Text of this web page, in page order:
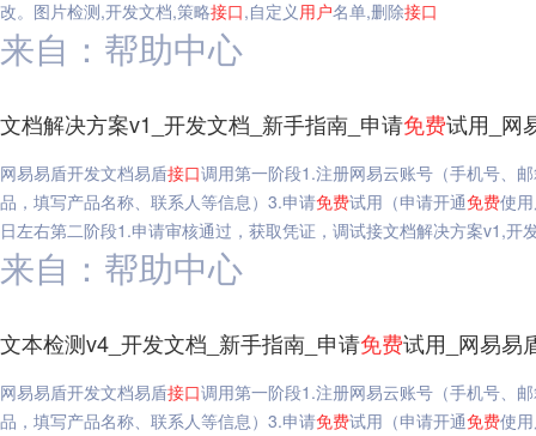
改。图片检测,开发文档,策略接口,自定义用户名单,删除接口
来自：帮助中心
文档解决方案v1_开发文档_新手指南_申请免费试用_网
网易易盾开发文档易盾接口调用第一阶段1.注册网易云账号（手机号、
品，填写产品名称、联系人等信息）3.申请免费试用（申请开通免费使
日左右第二阶段1.申请审核通过，获取凭证，调试接文档解决方案v1,开
来自：帮助中心
文本检测v4_开发文档_新手指南_申请免费试用_网易易
网易易盾开发文档易盾接口调用第一阶段1.注册网易云账号（手机号、
品，填写产品名称、联系人等信息）3.申请免费试用（申请开通免费使